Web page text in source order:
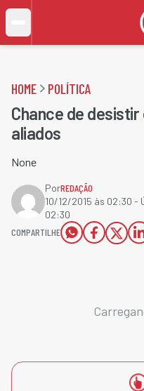
HOME POLÍTICA
Chance de
aliados
None
PorREDAÇÃO
10/12/2015 às 02:30 -
02:30
COMPARTILHE